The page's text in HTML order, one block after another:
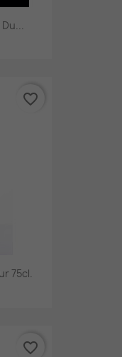
75cl.
favorite_border
favorite_border